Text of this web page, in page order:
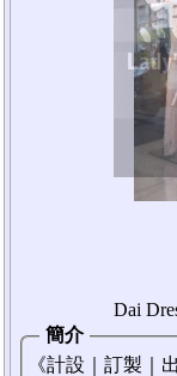
Dai
簡介
《計設｜訂製｜